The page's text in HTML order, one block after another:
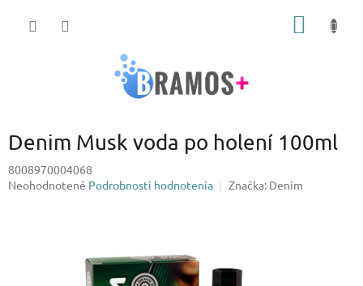
Denim Musk voda po holení 100ml
8008970004068
Priemerné
Neohodnotené Podrobnosti hodnotenia Značka: Denim